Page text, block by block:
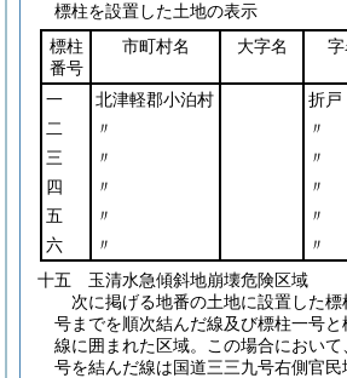
標柱を設置した土地の表示
標柱
番号
市町村名 大字名 字
一 北津軽郡小泊村 折戸
二
〃 〃
三
〃 〃
四
〃 〃
五
〃 〃
六
〃 〃
十五 玉清水急傾斜地崩壊危険区域
次に掲げる地番の土地に設置した
号までを順次結んだ線及び標柱一号
線に囲まれた区域。この場合におい
号を結んだ線は国道三三九号右側官